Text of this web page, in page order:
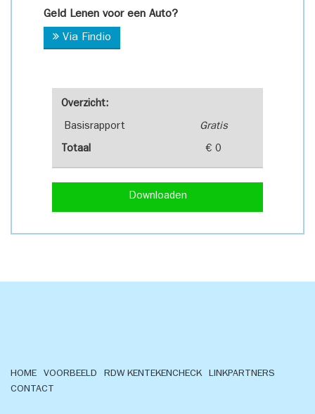
Overzicht:
Basisrapport Gratis
Totaal € 0
Downloaden
Geld Lenen voor een Auto?
Via Findio
HOME VOORBEELD RDW KENTEKENCHECK
LINKPARTNERS
CONTACT